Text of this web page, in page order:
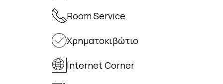
Room Service
Χρηματοκιβώτιο
Internet Corner